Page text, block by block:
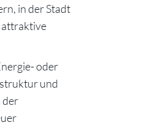
in der Stadt
attraktive
oder
und
der